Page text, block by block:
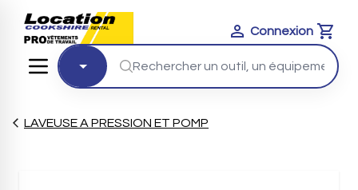
Connexion
Cart
LAVEUSE A PRESSION ET POMP